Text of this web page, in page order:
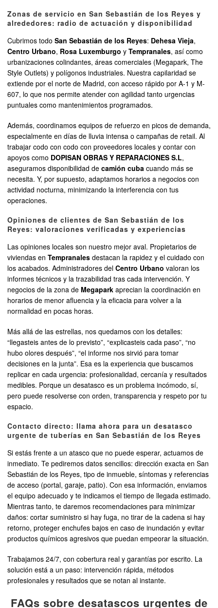
Zonas de servicio en San Sebastián de los Reyes y
alrededores: radio de actuación y disponibilidad
Cubrimos todo San Sebastián de los Reyes: Dehesa Vieja,
Centro Urbano, Rosa Luxemburgo y Tempranales, así como
urbanizaciones colindantes, áreas comerciales (Megapark, The
Style Outlets) y polígonos industriales. Nuestra capilaridad se
extiende por el norte de Madrid, con acceso rápido por A-1 y M-
607, lo que nos permite atender con agilidad tanto urgencias
puntuales como mantenimientos programados.
Además, coordinamos equipos de refuerzo en picos de demanda,
especialmente en días de lluvia intensa o campañas de retail. Al
trabajar codo con codo con proveedores locales y contar con
apoyos como DOPISAN OBRAS Y REPARACIONES S.L,
aseguramos disponibilidad de camión cuba cuando más se
necesita. Y, por supuesto, adaptamos horarios a negocios con
actividad nocturna, minimizando la interferencia con tus
operaciones.
Opiniones de clientes de San Sebastián de los
Reyes: valoraciones verificadas y experiencias
Las opiniones locales son nuestro mejor aval. Propietarios de
viviendas en Tempranales destacan la rapidez y el cuidado con
los acabados. Administradores del Centro Urbano valoran los
informes técnicos y la trazabilidad tras cada intervención. Y
negocios de la zona de Megapark aprecian la coordinación en
horarios de menor afluencia y la eficacia para volver a la
normalidad en pocas horas.
Más allá de las estrellas, nos quedamos con los detalles:
“llegasteis antes de lo previsto”, “explicasteis cada paso”, “no
hubo olores después”, “el informe nos sirvió para tomar
decisiones en la junta”. Esa es la experiencia que buscamos
replicar en cada urgencia: profesionalidad, cercanía y resultados
medibles. Porque un desatasco es un problema incómodo, sí,
pero puede resolverse con orden, transparencia y respeto por tu
espacio.
Contacto directo: llama ahora para un desatasco
urgente de tuberías en San Sebastián de los Reyes
Si estás frente a un atasco que no puede esperar, actuamos de
inmediato. Te pediremos datos sencillos: dirección exacta en San
Sebastián de los Reyes, tipo de inmueble, síntomas y referencias
de acceso (portal, garaje, patio). Con esa información, enviamos
el equipo adecuado y te indicamos el tiempo de llegada estimado.
Mientras tanto, te daremos recomendaciones para minimizar
daños: cortar suministro si hay fuga, no tirar de la cadena si hay
retorno, proteger enchufes bajos en caso de inundación y evitar
productos químicos agresivos que puedan empeorar la situación.
Trabajamos 24/7, con cobertura real y garantías por escrito. La
solución está a un paso: intervención rápida, métodos
profesionales y resultados que se notan al instante.
FAQs sobre desatascos urgentes de